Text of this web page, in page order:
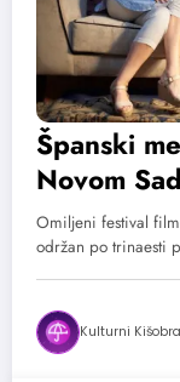
Španski
Novom
Omiljeni festival
održan po trinaesti
Kulturni